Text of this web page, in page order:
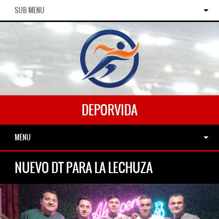
SUB MENU
DEPORVIDA
MENU
NUEVO DT PARA LA LECHUZA